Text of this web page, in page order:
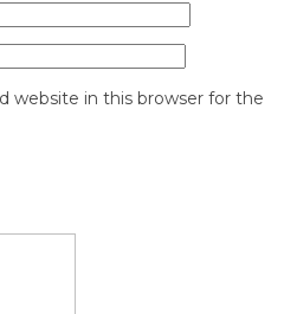
website in this browser for the